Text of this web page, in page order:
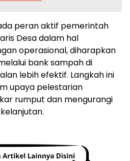
peran aktif pemerintah
Desa dalam hal
operasional, diharapkan
bank sampah di
lebih efektif. Langkah ini
upaya pelestarian
rumput dan mengurangi